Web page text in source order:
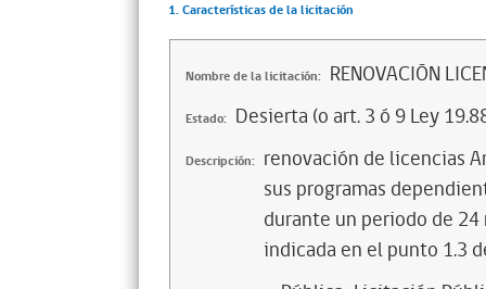
1. Características de la licitación
Nombre de la licitación: RENOVACIÓN
Estado: Desierta (o art. 3 ó 9 Ley
Descripción: renovación de licencias
sus programas
durante un periodo de
indicada en el punto 1.3